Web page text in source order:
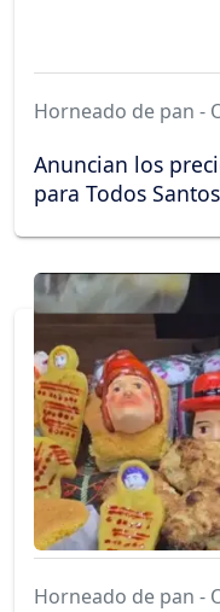
Horneado de pan -
Anuncian los
para Todos
Horneado de pan -